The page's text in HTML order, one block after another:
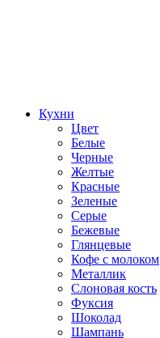
Кухни
Цвет
Белые
Черные
Желтые
Красные
Зеленые
Серые
Бежевые
Глянцевые
Кофе с молоком
Металлик
Слоновая кость
Фуксия
Шоколад
Шампань